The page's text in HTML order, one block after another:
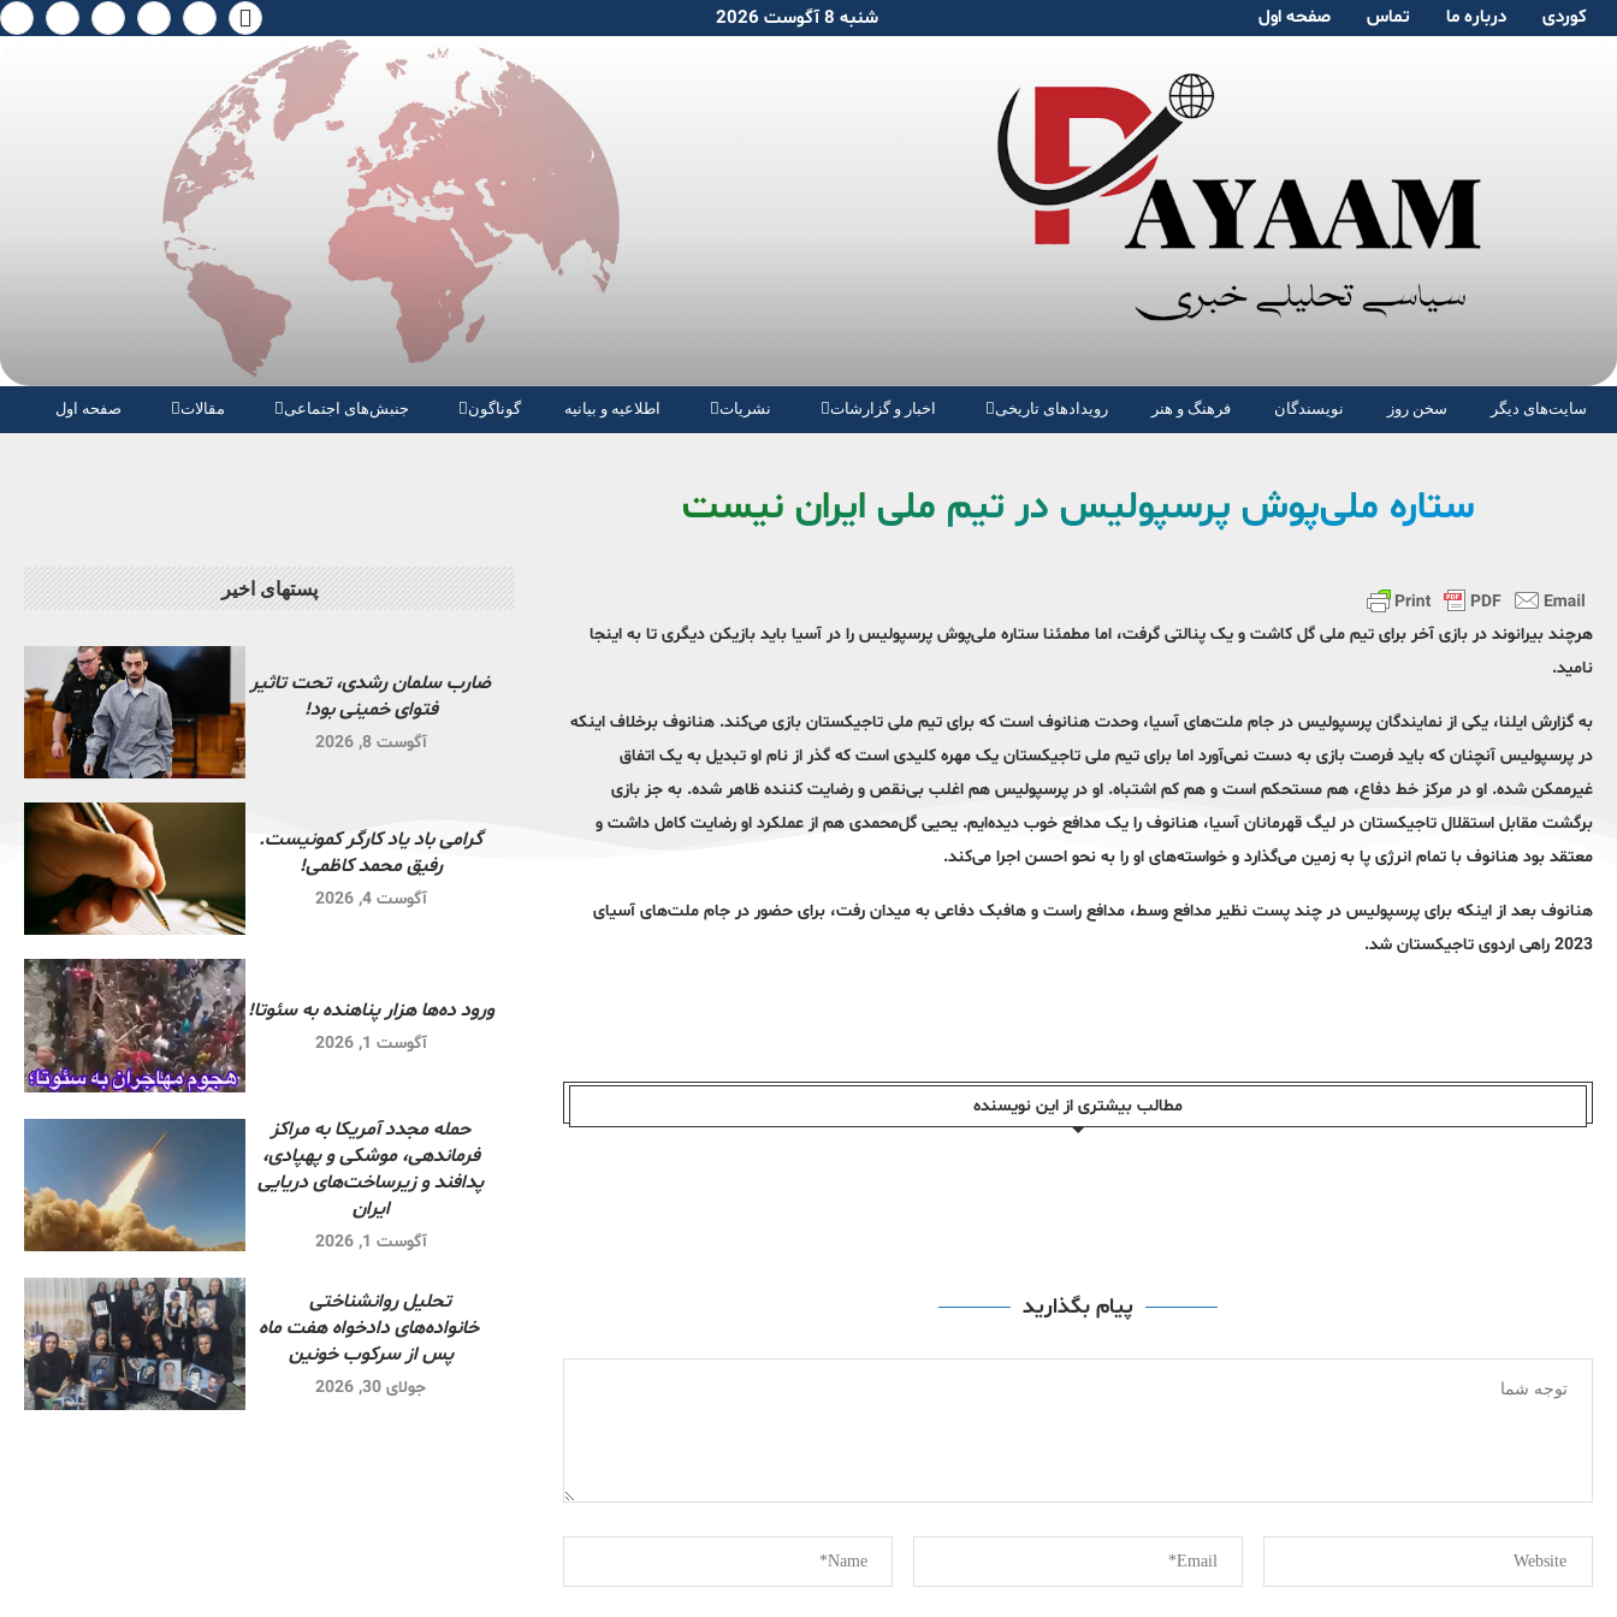
صفحە اول تماس دربارە ما کوردی شنبه 8 آگوست 2026
صفحە اول مقالات جنبش‌های اجتماعی گوناگون اطلاعیه و بیانیه نشریات اخبار و گزارشات رویدادهای تاریخی فرهنگ و هنر نویسندگان سخن روز سایت‌های دیگر
ستاره ملی‌پوش پرسپولیس در تیم ملی ایران نیست
هرچند بیرانوند در بازی آخر برای تیم ملی گل کاشت و یک پنالتی گرفت، اما مطمئنا ستاره ملی‌پوش پرسپولیس را در آسیا باید بازیکن دیگری تا به اینجا
نامید.
به گزارش ایلنا، یکی از نمایندگان پرسپولیس در جام ملت‌های آسیا، وحدت هنانوف است که برای تیم ملی تاجیکستان بازی می‌کند. هنانوف برخلاف اینکه
در پرسپولیس آنچنان که باید فرصت بازی به دست نمی‌آورد اما برای تیم ملی تاجیکستان یک مهره کلیدی است که گذر از نام او تبدیل به یک اتفاق
غیرممکن شده. او در مرکز خط دفاع، هم مستحکم است و هم کم‌ اشتباه. او در پرسپولیس هم اغلب بی‌نقص و رضایت کننده ظاهر شده. به جز بازی
برگشت مقابل استقلال تاجیکستان در لیگ قهرمانان آسیا، هنانوف را یک مدافع خوب دیده‌ایم. یحیی گل‌محمدی هم از عملکرد او رضایت کامل داشت و
معتقد بود هنانوف با تمام انرژی پا به زمین می‌گذارد و خواسته‌های او را به نحو احسن اجرا می‌کند.
هنانوف بعد از اینکه برای پرسپولیس در چند پست نظیر مدافع وسط، مدافع راست و هافبک دفاعی به میدان رفت، برای حضور در جام ملت‌های آسیای
2023 راهی اردوی تاجیکستان شد.
مطالب بیشتری از این نویسندە
پیام بگذارید
پستهای اخیر
ضارب سلمان رشدی، تحت تاثیر
فتوای خمینی بود!
آگوست 8, 2026
گرامی باد یاد کارگر کمونیست.
رفیق محمد کاظمی!
آگوست 4, 2026
ورود ده‌ها هزار پناهنده به سئوتا!
آگوست 1, 2026
حمله مجدد آمریکا به مراکز
فرماندهی، موشکی و پهپادی،
پدافند و زیرساخت‌های دریایی
ایران
آگوست 1, 2026
تحلیل روانشناختی
خانواده‌های دادخواه هفت ماه
پس از سرکوب خونین
جولای 30, 2026